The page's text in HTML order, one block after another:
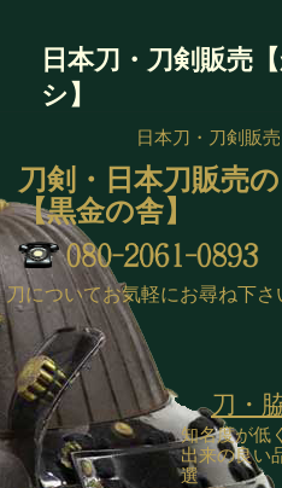
日本刀・刀剣販売
シ】
日本刀・刀剣販
刀剣・日本刀販売の
【黒金の舎】
刀についてお気軽にお尋ね下さ
刀・
知名度が低
出来の良い
選